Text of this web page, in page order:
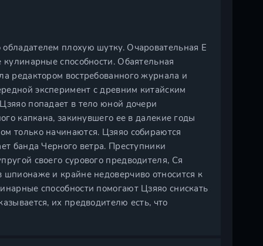
плохую шутку. Очаровательная Е
способности. Обаятельная
редактором востребованного журнала и
эксперимент с древним китайским
попадает в тело юной дочери
капкана, закинувшего ее в далекие годы
только начинаются. Цзяяо собираются
банда Черного ветра. Преступники
своего сурового предводителя, Ся
и крайне недоверчиво относится к
способности помогают Цзяяо снискать
их предводителю есть, что